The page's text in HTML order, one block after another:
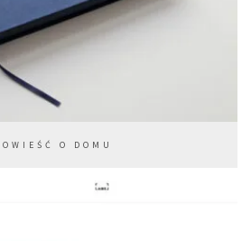
O DOMU